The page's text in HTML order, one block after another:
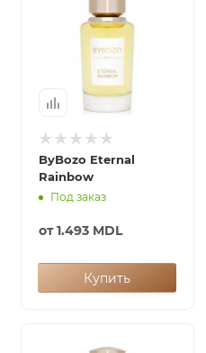
ByBozo Eternal
Rainbow
Под заказ
от1.493 MDL
Купить